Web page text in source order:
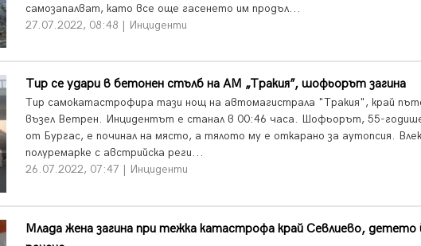
самозапалват, като все още гасенето им продъл...
27.07.2022, 08:48 | Инциденти
Тир се удари в бетонен стълб на АМ „Тракия”, шофьорът загина
Тир самокатастрофира тази нощ на автомагистрала "Тракия", край
възел Ветрен. Инцидентът е станал в 00:46 часа. Шофьорът, 55-
от Бургас, е починал на място, а тялото му е откарано за аутопсия.
полуремарке с австрийска реги...
26.07.2022, 07:47 | Инциденти
Млада жена загина при тежка катастрофа край Севлиево, детето